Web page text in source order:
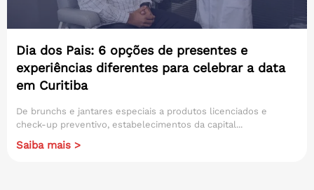
Dia dos Pais: 6 opções de presentes e
experiências diferentes para celebrar a data
em Curitiba
De brunchs e jantares especiais a produtos licenciados e
check-up preventivo, estabelecimentos da capital...
Saiba mais >